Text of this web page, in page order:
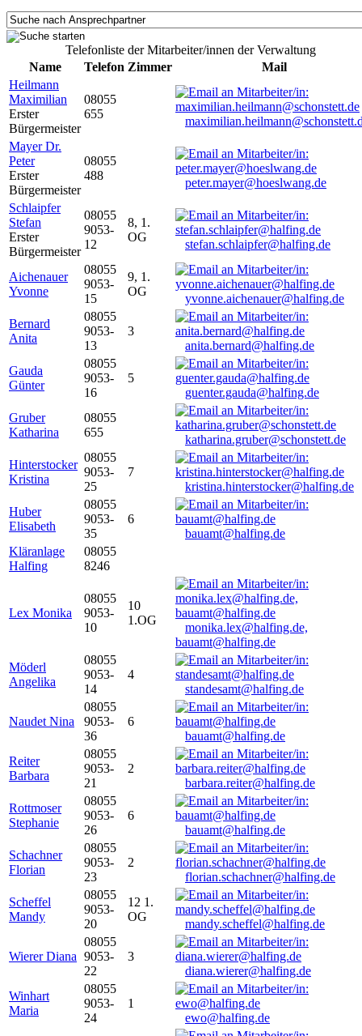
Telefonliste der Mitarbeiter/innen der Verwaltung
Name
Telefon Zimmer
Mail
Heilmann
Maximilian
Erster
Bürgermeister
08055
655
Mayer Dr.
Peter
Erster
Bürgermeister
08055
488
peter.mayer@hoeslwang.de
Schlaipfer
Stefan
Erster
Bürgermeister
08055
9053-
12
8, 1.
OG
stefan.schlaipfer@halfing.de
Aichenauer
Yvonne
08055
9053-
15
9, 1.
OG
yvonne.aichenauer@halfing.de
Bernard
Anita
08055
9053-
13
3
anita.bernard@halfing.de
Gauda
Günter
08055
9053-
16
5
guenter.gauda@halfing.de
Gruber
Katharina
08055
655
katharina.gruber@schonstett.de
Hinterstocker
Kristina
08055
9053-
25
7
kristina.hinterstocker@halfing.de
Huber
Elisabeth
08055
9053-
35
6
bauamt@halfing.de
Kläranlage
Halfing
08055
8246
Lex Monika
08055
9053-
10
10
1.OG
monika.lex@halfing.de,
bauamt@halfing.de
Möderl
Angelika
08055
9053-
14
4
standesamt@halfing.de
Naudet Nina
08055
9053-
36
6
bauamt@halfing.de
Reiter
Barbara
08055
9053-
21
2
barbara.reiter@halfing.de
Rottmoser
Stephanie
08055
9053-
26
6
bauamt@halfing.de
Schachner
Florian
08055
9053-
23
2
florian.schachner@halfing.de
Scheffel
Mandy
08055
9053-
20
12 1.
OG
mandy.scheffel@halfing.de
Wierer Diana
08055
9053-
22
3
diana.wierer@halfing.de
Winhart
Maria
08055
9053-
24
1
ewo@halfing.de